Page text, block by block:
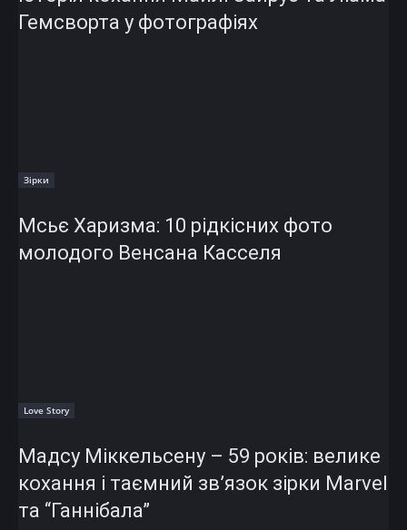
Гемсворта у фотографіях
Зірки
Мсьє Харизма: 10 рідкісних фото
молодого Венсана Касселя
Love Story
Мадсу Міккельсену – 59 років: велике
кохання і таємний зв’язок зірки Marvel
та “Ганнібала”